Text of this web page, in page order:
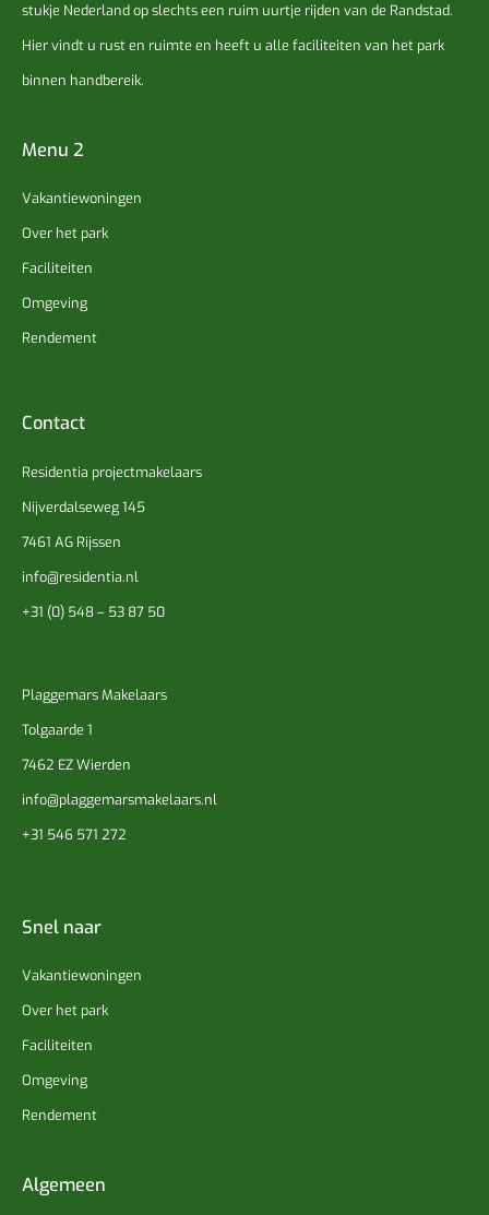
stukje Nederland op slechts een ruim uurtje rijden van de Randstad.
Hier vindt u rust en ruimte en heeft u alle faciliteiten van het park
binnen handbereik.
Menu 2
Vakantiewoningen
Over het park
Faciliteiten
Omgeving
Rendement
Contact
Residentia projectmakelaars
Nijverdalseweg 145
7461 AG Rijssen
info@residentia.nl
+31 (0) 548 – 53 87 50
Plaggemars Makelaars
Tolgaarde 1
7462 EZ Wierden
info@plaggemarsmakelaars.nl
+31 546 571 272
Snel naar
Vakantiewoningen
Over het park
Faciliteiten
Omgeving
Rendement
Algemeen